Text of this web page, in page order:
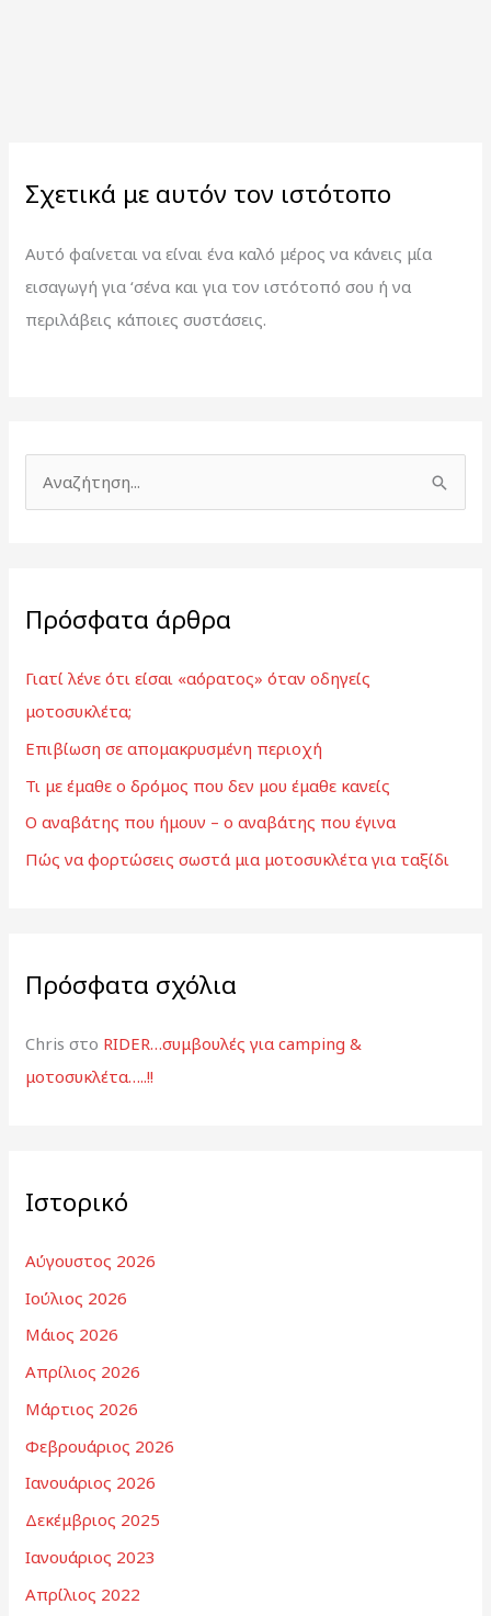
Σχετικά με αυτόν τον ιστότοπο
Αυτό φαίνεται να είναι ένα καλό μέρος να κάνεις μία
εισαγωγή για ‘σένα και για τον ιστότοπό σου ή να
περιλάβεις κάποιες συστάσεις.
ή
η
σ
η
γ
ι
Πρόσφατα άρθρα
Γιατί λένε ότι είσαι «αόρατος» όταν οδηγείς
μοτοσυκλέτα;
Επιβίωση σε απομακρυσμένη περιοχή
Τι με έμαθε ο δρόμος που δεν μου έμαθε κανείς
Ο αναβάτης που ήμουν – ο αναβάτης που έγινα
Πώς να φορτώσεις σωστά μια μοτοσυκλέτα για ταξίδι
Πρόσφατα σχόλια
Chris στο RIDER…συμβουλές για camping &
μοτοσυκλέτα…..!!
Ιστορικό
Αύγουστος 2026
Ιούλιος 2026
Μάιος 2026
Απρίλιος 2026
Μάρτιος 2026
Φεβρουάριος 2026
Ιανουάριος 2026
Δεκέμβριος 2025
Ιανουάριος 2023
Απρίλιος 2022